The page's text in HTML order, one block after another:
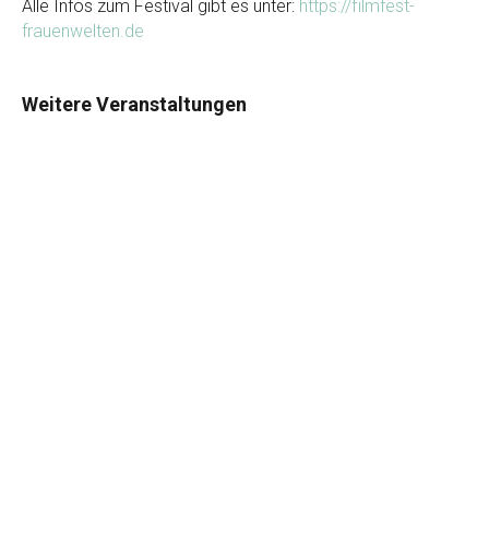
Alle Infos zum Festival gibt es unter: https://filmfest-
frauenwelten.de
Weitere Veranstaltungen